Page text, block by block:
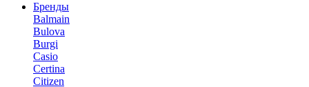
Бренды
Balmain
Bulova
Burgi
Casio
Certina
Citizen